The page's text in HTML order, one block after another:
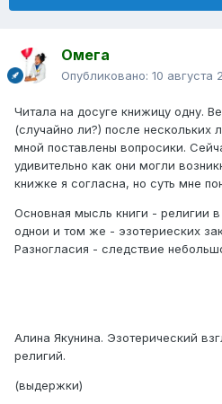
Омега
Опубликовано: 10 августа
Читала на досуге книжицу одну.
(случайно ли?) после нескольких
мной поставлены вопросики.
удивительно как они могли
книжке я согласна, но суть мне
Основная мысль книги - религии
однои и том же - эзотериеских
Разногласия - следствие
Алина Якунина. Эзотерический
религий.
(выдержки)